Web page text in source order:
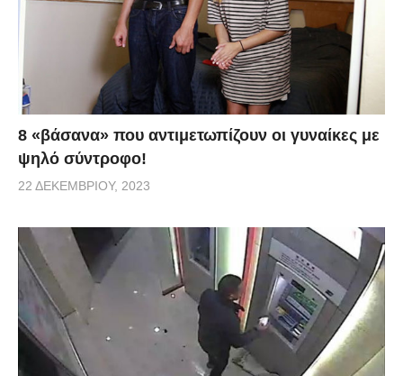
8 «βάσανα» που αντιμετωπίζουν οι γυναίκες με
ψηλό σύντροφο!
22 ΔΕΚΕΜΒΡΊΟΥ, 2023